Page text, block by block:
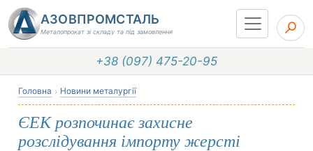
АЗОВПРОМСТАЛЬ
Металопрокат зі складу та під замовлення
+38 (097) 475-20-95
Головна Новини металургії
ЄЕК розпочинає захисне
розслідування імпорту жерсті